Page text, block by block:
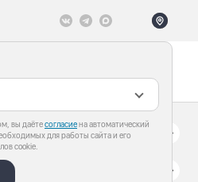
вы даётесогласиена автоматический
для работы сайта и его
cookie.